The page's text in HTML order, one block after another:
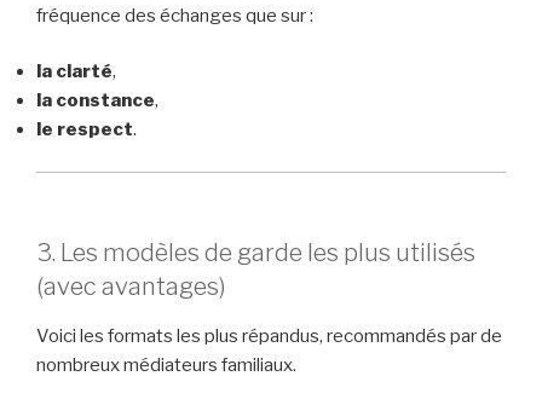
fréquence des échanges que sur :
la clarté,
la constance,
le respect.
3. Les modèles de garde les plus utilisés
(avec avantages)
Voici les formats les plus répandus, recommandés par de
nombreux médiateurs familiaux.